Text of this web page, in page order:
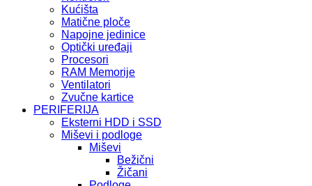
Kućišta
Matične ploče
Napojne jedinice
Optički uređaji
Procesori
RAM Memorije
Ventilatori
Zvučne kartice
PERIFERIJA
Eksterni HDD i SSD
Miševi i podloge
Miševi
Bežični
Žičani